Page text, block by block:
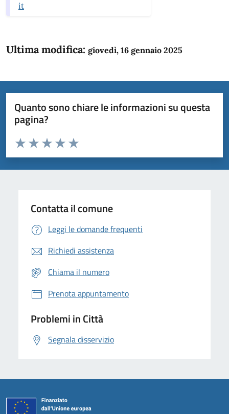
it
Ultima modifica: giovedì, 16 gennaio 2025
Quanto sono chiare le informazioni su questa
pagina?
Domanda
Valuta da 1 a 5 stelle la pagina
Valuta 5 stelle su 5
Valuta 4 stelle su 5
Valuta 3 stelle su 5
Valuta 2 stelle su 5
Valuta 1 stelle su 5
Contatta il comune
Leggi le domande frequenti
Richiedi assistenza
Chiama il numero
Prenota appuntamento
Problemi in Città
Segnala disservizio